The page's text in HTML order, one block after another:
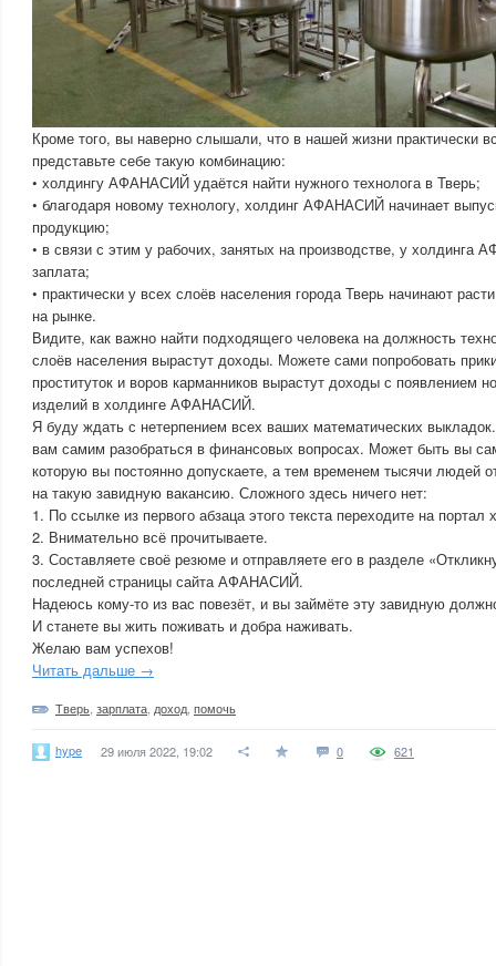
Кроме того, вы наверно слышали, что в нашей жизни практически
представьте себе такую комбинацию:
• холдингу АФАНАСИЙ удаётся найти нужного технолога в Тверь;
• благодаря новому технологу, холдинг АФАНАСИЙ начинает
продукцию;
• в связи с этим у рабочих, занятых на производстве, у холдинга
заплата;
• практически у всех слоёв населения города Тверь начинают
на рынке.
Видите, как важно найти подходящего человека на должность
слоёв населения вырастут доходы. Можете сами попробовать
проституток и воров карманников вырастут доходы с появлением
изделий в холдинге АФАНАСИЙ.
Я буду ждать с нетерпением всех ваших математических
вам самим разобраться в финансовых вопросах. Может быть вы
которую вы постоянно допускаете, а тем временем тысячи людей
на такую завидную вакансию. Сложного здесь ничего нет:
1. По ссылке из первого абзаца этого текста переходите на
2. Внимательно всё прочитываете.
3. Составляете своё резюме и отправляете его в разделе
последней страницы сайта АФАНАСИЙ.
Надеюсь кому-то из вас повезёт, и вы займёте эту завидную
И станете вы жить поживать и добра наживать.
Желаю вам успехов!
Читать дальше →
Тверь зарплата доход помочь
hype 29 июля 2022, 19:02 0 621